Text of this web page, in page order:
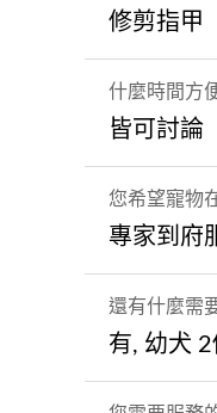
修剪指甲
什麼時間方
皆可討論
您希望寵物
專家到府
還有什麼需
有, 幼犬